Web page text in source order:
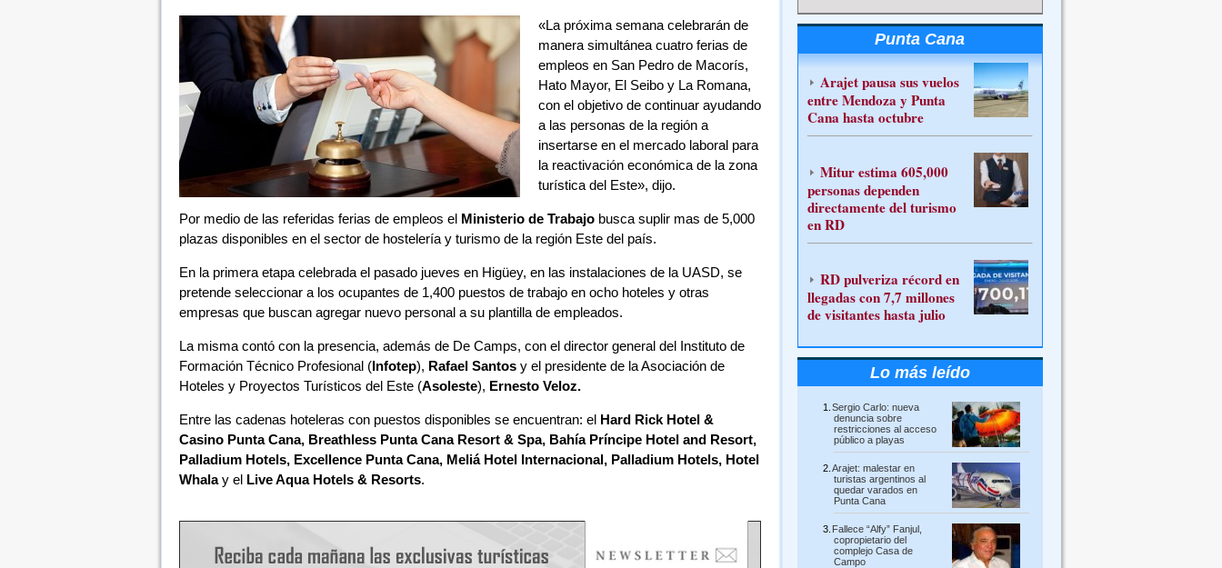
«La próxima semana celebrarán de
manera simultánea cuatro ferias de
empleos en San Pedro de Macorís,
Hato Mayor, El Seibo y La Romana,
con el objetivo de continuar ayudando
a las personas de la región a
insertarse en el mercado laboral para
la reactivación económica de la zona
turística del Este», dijo.
Por medio de las referidas ferias de empleos el Ministerio de Trabajobusca suplir mas de 5,000
plazas disponibles en el sector de hostelería y turismo de la región Este del país.
En la primera etapa celebrada el pasado jueves en Higüey, en las instalaciones de la UASD, se
pretende seleccionar a los ocupantes de 1,400 puestos de trabajo en ocho hoteles y otras
empresas que buscan agregar nuevo personal a su plantilla de empleados.
La misma contó con la presencia, además de De Camps, con el director general del Instituto de
Formación Técnico Profesional (Infotep), Rafael Santosy el presidente de la Asociación de
Hoteles y Proyectos Turísticos del Este (Asoleste), Ernesto Veloz.
Entre las cadenas hoteleras con puestos disponibles se encuentran: el Hard Rick Hotel &
Casino Punta Cana, Breathless Punta Cana Resort & Spa, Bahía Príncipe Hotel and Resort,
Palladium Hotels, Excellence Punta Cana, Meliá Hotel Internacional, Palladium Hotels, Hotel
Whalay el Live Aqua Hotels & Resorts.
Punta Cana
Arajet pausa sus vuelos
entre Mendoza y Punta
Cana hasta octubre
Mitur estima 605,000
personas dependen
directamente del turismo
en RD
RD pulveriza récord en
llegadas con 7,7 millones
de visitantes hasta julio
Lo más leído
Sergio Carlo: nueva
denuncia sobre
restricciones al acceso
público a playas
Arajet: malestar en
turistas argentinos al
quedar varados en
Punta Cana
Fallece “Alfy” Fanjul,
copropietario del
complejo Casa de
Campo